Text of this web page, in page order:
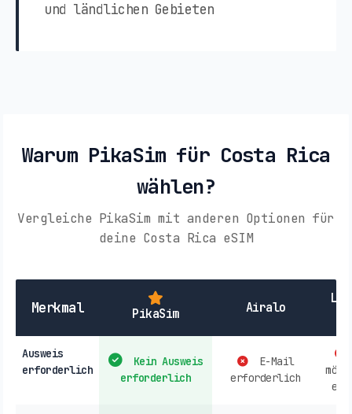
und ländlichen Gebieten
Warum PikaSim für Costa Rica
wählen?
Vergleiche PikaSim mit anderen Optionen für
deine Costa Rica eSIM
Merkmal PikaSim Airalo
Ausweis
erforderlich
Kein Ausweis
erforderlich
E-Mail
erforderlich